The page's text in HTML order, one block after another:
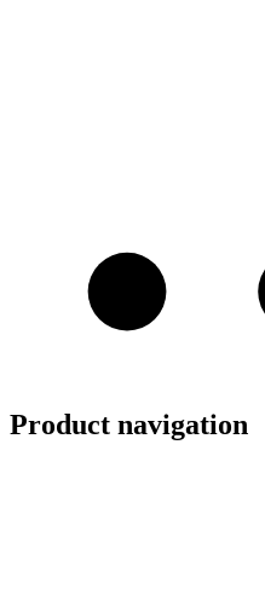
Product navigation